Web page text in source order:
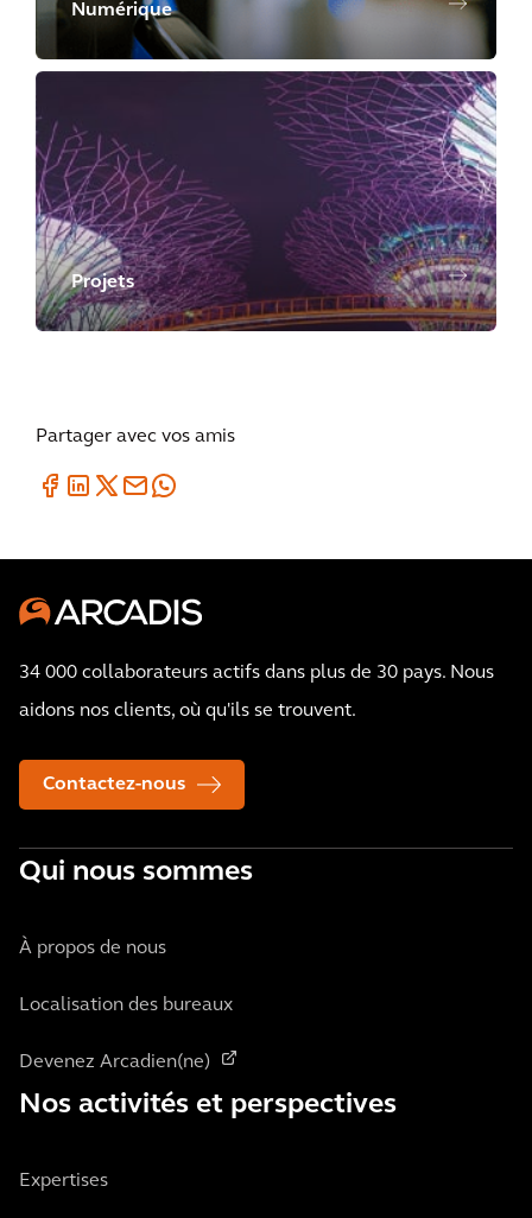
Numérique
Projets
Partager avec vos amis
34 000 collaborateurs actifs dans plus de 30 pays. Nous
aidons nos clients, où qu'ils se trouvent.
Contactez-nous
Qui nous sommes
À propos de nous
Localisation des bureaux
Devenez Arcadien(ne)
Nos activités et perspectives
Expertises